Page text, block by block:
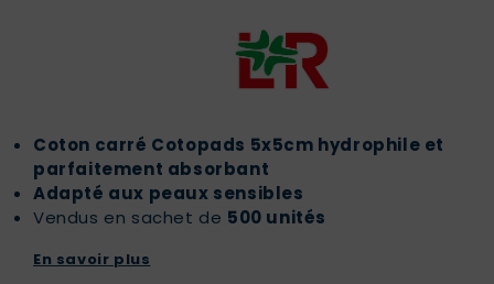
Coton carré Cotopads 5x5cm hydrophile et
parfaitement absorbant
Adapté aux peaux sensibles
Vendus en sachet de 500 unités
En savoir plus